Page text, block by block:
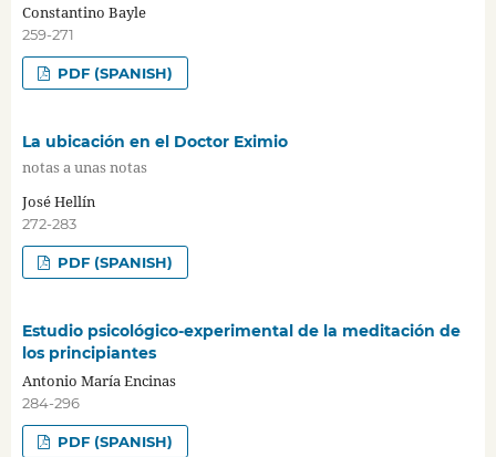
Constantino Bayle
259-271
PDF (SPANISH)
La ubicación en el Doctor Eximio
notas a unas notas
José Hellín
272-283
PDF (SPANISH)
Estudio psicológico-experimental de la meditación de
los principiantes
Antonio María Encinas
284-296
PDF (SPANISH)